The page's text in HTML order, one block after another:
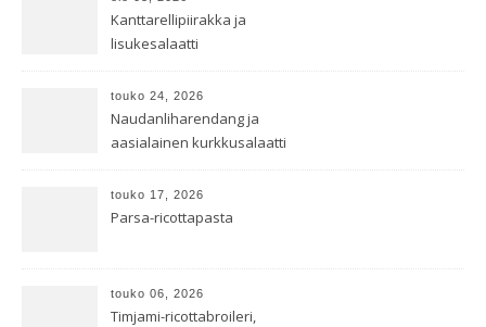
Kanttarellipiirakka ja
lisukesalaatti
touko 24, 2026
Naudanliharendang ja
aasialainen kurkkusalaatti
touko 17, 2026
Parsa-ricottapasta
touko 06, 2026
Timjami-ricottabroileri,